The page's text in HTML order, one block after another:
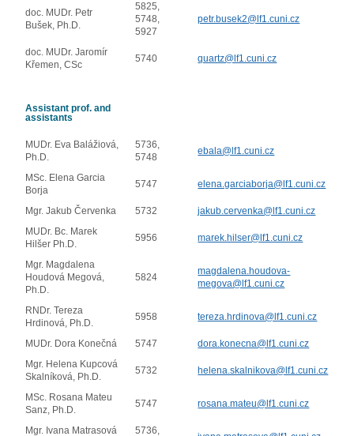
doc. MUDr. Petr
Bušek, Ph.D.
5825,
5748,
5927
petr.busek2@lf1.cuni.cz
doc. MUDr. Jaromír
Křemen, CSc
5740 quartz@lf1.cuni.cz
Assistant prof. and
assistants
MUDr. Eva Balážiová,
Ph.D.
5736,
5748
ebala@lf1.cuni.cz
MSc. Elena Garcia
Borja
5747 elena.garciaborja@lf1.cuni.cz
Mgr. Jakub Červenka 5732
jakub.cervenka@lf1.cuni.cz
MUDr. Bc. Marek
Hilšer Ph.D.
5956 marek.hilser@lf1.cuni.cz
Mgr. Magdalena
Houdová Megová,
Ph.D.
5824
magdalena.houdova-
megova@lf1.cuni.cz
RNDr. Tereza
Hrdinová, Ph.D.
5958 tereza.hrdinova@lf1.cuni.cz
MUDr. Dora Konečná 5747
dora.konecna@lf1.cuni.cz
Mgr. Helena Kupcová
Skalníková, Ph.D.
5732 helena.skalnikova@lf1.cuni.cz
MSc. Rosana Mateu
Sanz, Ph.D.
5747 rosana.mateu@lf1.cuni.cz
Mgr. Ivana Matrasová
5736,